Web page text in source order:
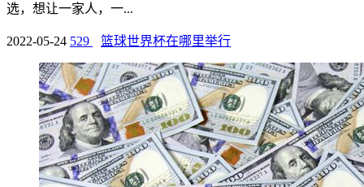
选，想让一家人，一...
2022-05-24 529 篮球世界杯在哪里举行